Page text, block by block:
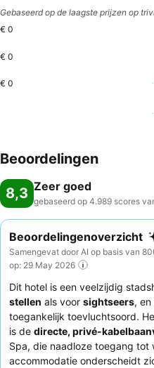
Gebaseerd op de laagste prijzen op
€ 0
€ 0
€ 0
Beoordelingen
8,3 Zeer goed
gebaseerd op 4.989 scores
Beoordelingenoverzicht
Samengevat door AI op basis van
op: 29 May 2026
Dit hotel is een veelzijdig
stellen als voor sightseers,
toegankelijk toevluchtsoord.
is de directe, privé-
Spa, die naadloze toegang tot
accommodatie onderscheidt